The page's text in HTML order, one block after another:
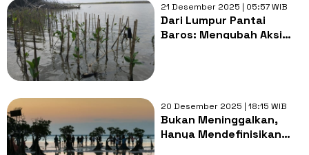
21 Desember 2025 | 05:57 WIB
Dari Lumpur Pantai
Baros: Mengubah Aksi
20 Desember 2025 | 18:15 WIB
Bukan Meninggalkan,
Hanya Mendefinisikan